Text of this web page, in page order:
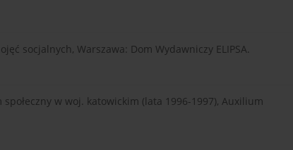
socjalnych, Warszawa: Dom Wydawniczy ELIPSA.
w woj. katowickim (lata 1996-1997), Auxilium